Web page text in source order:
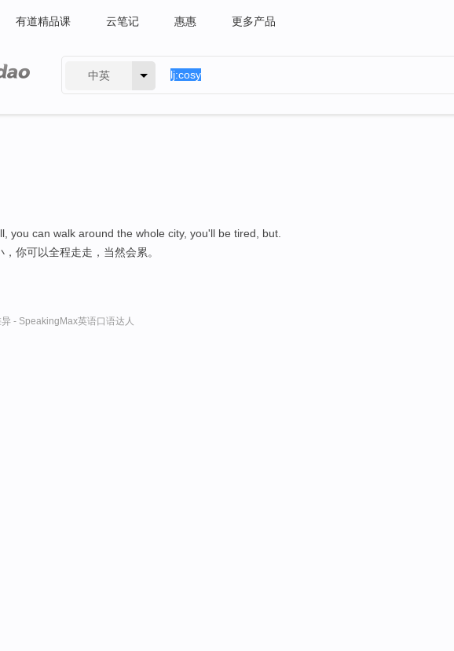
有道精品课 云笔记 惠惠 更多产品
中英
you can walk around the whole city, you'll be tired, but.
你可以全程走走，当然会累。
- SpeakingMax英语口语达人